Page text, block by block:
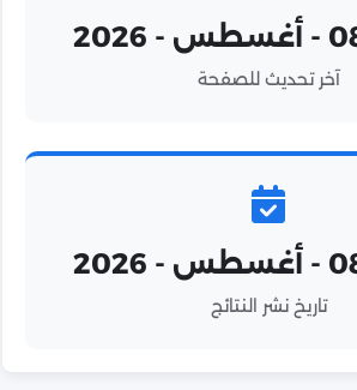
آخر تحديث للصفحة
تاريخ نشر النتائج